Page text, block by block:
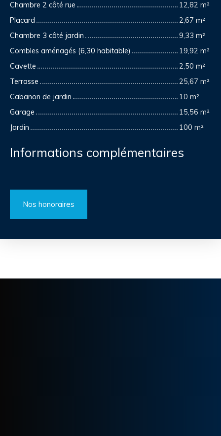
Chambre 2 côté rue
12,82 m²
Placard
2,67 m²
Chambre 3 côté jardin
9,33 m²
Combles aménagés (6,30 habitable)
19,92 m²
Cavette
2,50 m²
Terrasse
25,67 m²
Cabanon de jardin
10 m²
Garage
15,56 m²
Jardin
100 m²
Informations complémentaires
Nos honoraires